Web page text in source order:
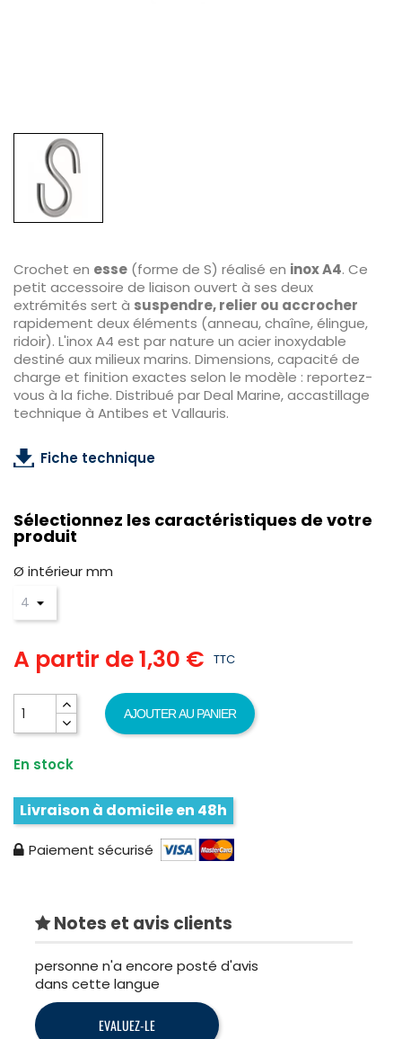
Crochet en esse (forme de S) réalisé en inox A4. Ce
petit accessoire de liaison ouvert à ses deux
extrémités sert à suspendre, relier ou accrocher
rapidement deux éléments (anneau, chaîne, élingue,
ridoir). L'inox A4 est par nature un acier inoxydable
destiné aux milieux marins. Dimensions, capacité de
charge et finition exactes selon le modèle : reportez-
vous à la fiche. Distribué par Deal Marine, accastillage
technique à Antibes et Vallauris.
Fiche technique
Sélectionnez les caractéristiques de votre
produit
Ø intérieur mm
A partir de1,30 € TTC
AJOUTER AU PANIER
En stock
Livraison à domicile en 48h
Paiement sécurisé
Notes et avis clients
personne n'a encore posté d'avis
dans cette langue
EVALUEZ-LE